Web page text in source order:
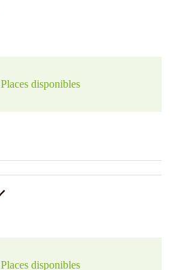
Places disponibles
Places disponibles